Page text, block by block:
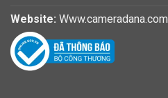
Website: Www.cameradana.com